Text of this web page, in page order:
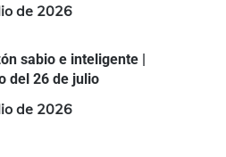
de 2026
sabio e inteligente |
del 26 de julio
de 2026